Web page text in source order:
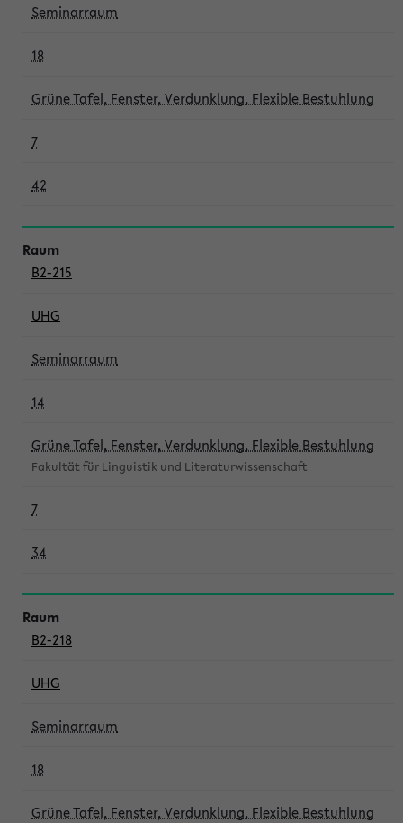
Seminarraum
18
Grüne Tafel, Fenster, Verdunklung, Flexible Bestuhlung
7
42
B2-215
UHG
Seminarraum
14
Grüne Tafel, Fenster, Verdunklung, Flexible Bestuhlung
Fakultät für Linguistik und Literaturwissenschaft
7
34
B2-218
UHG
Seminarraum
18
Grüne Tafel, Fenster, Verdunklung, Flexible Bestuhlung